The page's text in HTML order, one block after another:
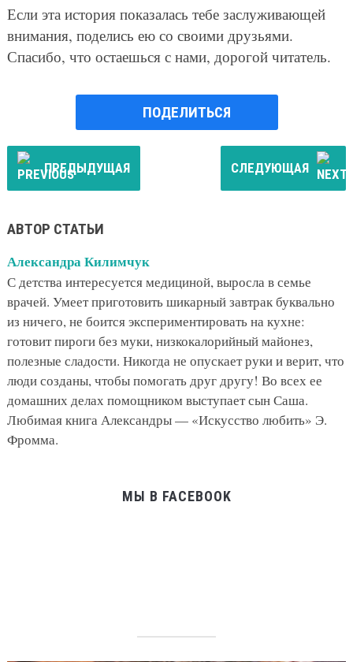
Если эта история показалась тебе заслуживающей
внимания, поделись ею со своими друзьями.
Спасибо, что остаешься с нами, дорогой читатель.
ПОДЕЛИТЬСЯ
ПРЕДЫДУЩАЯ СЛЕДУЮЩАЯ
АВТОР СТАТЬИ
Александра Килимчук
С детства интересуется медициной, выросла в семье
врачей. Умеет приготовить шикарный завтрак буквально
из ничего, не боится экспериментировать на кухне:
готовит пироги без муки, низкокалорийный майонез,
полезные сладости. Никогда не опускает руки и верит, что
люди созданы, чтобы помогать друг другу! Во всех ее
домашних делах помощником выступает сын Саша.
Любимая книга Александры — «Искусство любить» Э.
Фромма.
МЫ В FACEBOOK